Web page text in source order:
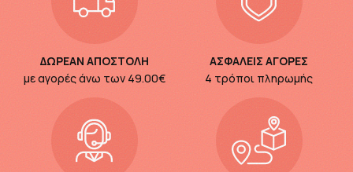
ΔΩΡΕΑΝ ΑΠΟΣΤΟΛΗ
με αγορές άνω των 49.00€
ΑΣΦΑΛΕΙΣ ΑΓΟΡΕΣ
4 τρόποι πληρωμής